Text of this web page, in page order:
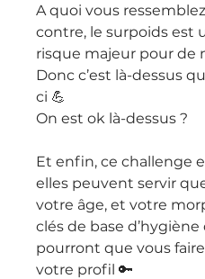
A quoi vous
contre, le surpoids est
risque majeur pour de
Donc c’est là-dessus
ci 💪
On est ok là-dessus ?
Et enfin, ce challenge
elles peuvent servir
votre âge, et votre
clés de base
pourront que vous
votre profil 🔑